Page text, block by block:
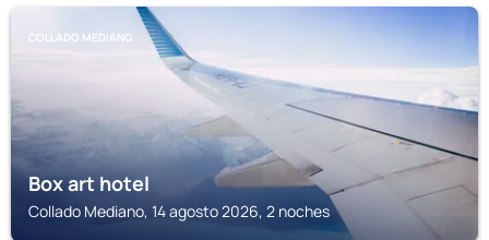
COLLADO MEDIANO
Box art hotel
Collado Mediano, 14 agosto 2026, 2 noches